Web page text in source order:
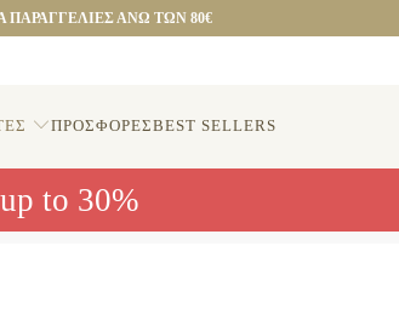
ΑΝΩ ΤΩΝ 80€
ΠΡΟΣΦΟΡΕΣBEST SELLERS
to 30%